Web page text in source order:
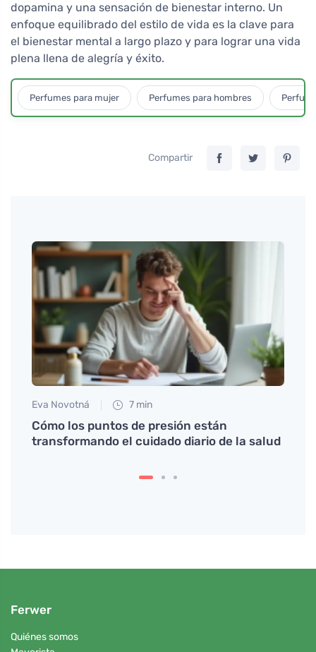
dopamina y una sensación de bienestar interno. Un
enfoque equilibrado del estilo de vida es la clave para
el bienestar mental a largo plazo y para lograr una vida
plena llena de alegría y éxito.
Perfumes para mujer Perfumes para hombres
Compartir
Eva Novotná 7 min
Cómo los puntos de presión están
transformando el cuidado diario de la salud
Ferwer
Quiénes somos